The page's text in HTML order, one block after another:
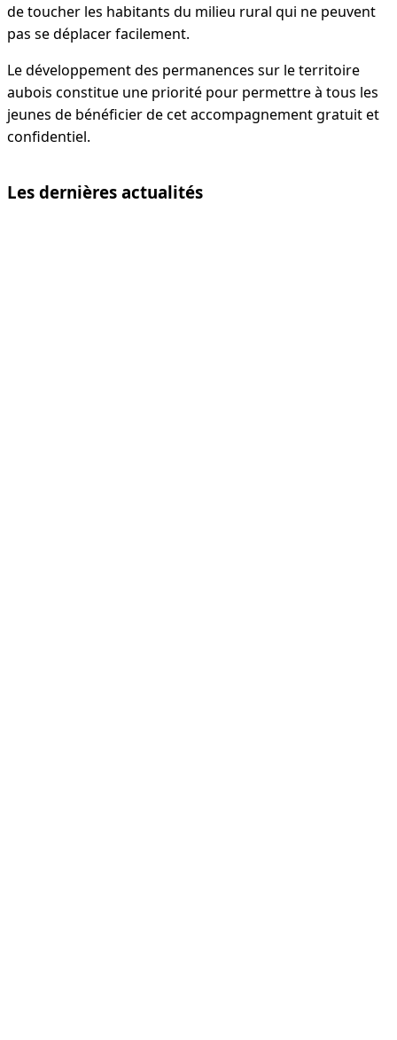
de toucher les habitants du milieu rural qui ne peuvent
pas se déplacer facilement.
Le développement des permanences sur le territoire
aubois constitue une priorité pour permettre à tous les
jeunes de bénéficier de cet accompagnement gratuit et
confidentiel.
Les dernières actualités